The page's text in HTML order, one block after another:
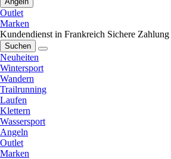
Outlet
Marken
Kundendienst in Frankreich Sichere Zahlung
Suchen
Neuheiten
Wintersport
Wandern
Trailrunning
Laufen
Klettern
Wassersport
Angeln
Outlet
Marken